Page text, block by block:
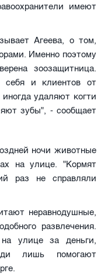
имеют
Агеева, о том,
Именно поэтому
зоозащитница.
себя и клиентов от
удаляют когти
зубы", - сообщает
ночи животные
на улице. "Кормят
раз не справляли
неравнодушные,
развлечения.
улице за деньги,
лишь помогают